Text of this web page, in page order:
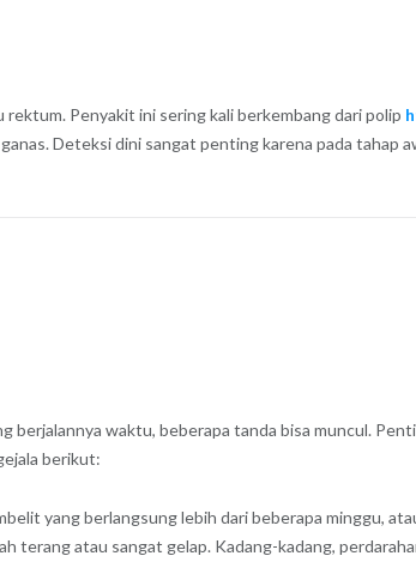
Penyakit ini sering kali berkembang dari polip
Deteksi dini sangat penting karena pada tahap
berjalannya waktu, beberapa tanda bisa muncul.
berikut:
yang berlangsung lebih dari beberapa minggu,
terang atau sangat gelap. Kadang-kadang,